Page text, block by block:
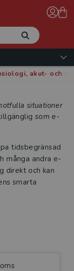
akut- och
situationer
som e-
tidsbegränsad
många andra e-
direkt och kan
smarta